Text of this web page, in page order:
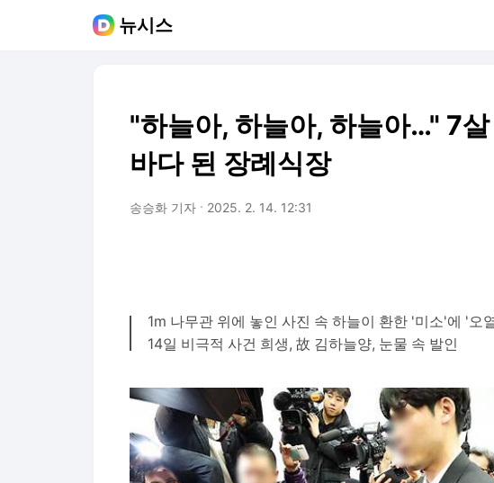
뉴시스
"하늘아, 하늘아, 하늘아…" 7
바다 된 장례식장
송승화 기자 2025. 2. 14. 12:31
1m 나무관 위에 놓인 사진 속 하늘이 환한 '미소'에 '오
14일 비극적 사건 희생, 故 김하늘양, 눈물 속 발인